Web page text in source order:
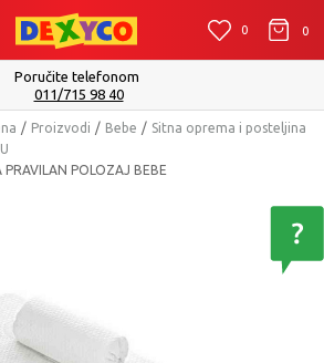
0 0 0
možete očekivati u roku od 2 do 4 radna
Pogledaj više
Proizvodi Bebe
Sitna oprema i posteljina
POLOZAJ BEBE